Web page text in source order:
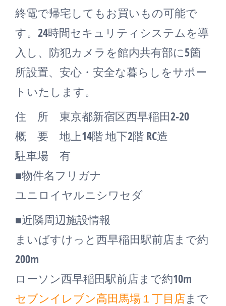
終電で帰宅してもお買いもの可能で
す。24時間セキュリティシステムを導
入し、防犯カメラを館内共有部に5箇
所設置、安心・安全な暮らしをサポー
トいたします。
住 所 東京都新宿区西早稲田2-20
概 要 地上14階 地下2階 RC造
駐車場 有
■物件名フリガナ
ユニロイヤルニシワセダ
■近隣周辺施設情報
まいばすけっと西早稲田駅前店まで約
200m
ローソン西早稲田駅前店まで約10m
セブンイレブン高田馬場１丁目店まで